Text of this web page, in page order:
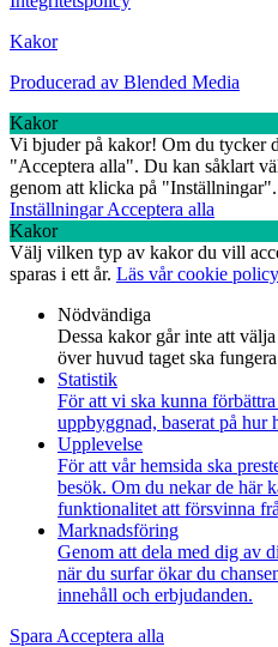
Kakor
Producerad av Blended Media
Kakor
Vi bjuder på kakor! Om du tycker
"Acceptera alla". Du kan såklart
genom att klicka på "Inställningar".
InställningarAcceptera alla
Kakor
Välj vilken typ av kakor du vill
sparas i ett år. Läs vår cookie policy
Nödvändiga
Dessa kakor går inte att
över huvud taget ska
Statistik
För att vi ska kunna
uppbyggnad, baserat på hur
Upplevelse
För att vår hemsida ska
besök. Om du nekar de här
funktionalitet att försvinna
Marknadsföring
Genom att dela med dig av
när du surfar ökar du
innehåll och erbjudanden.
SparaAcceptera alla